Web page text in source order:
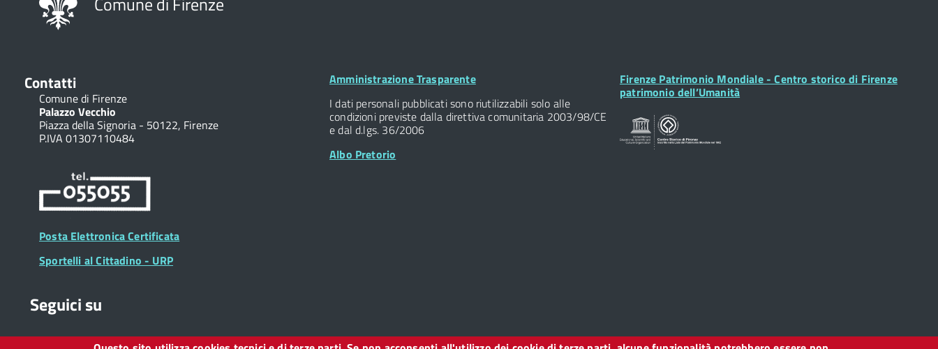
Contatti
Comune di Firenze
Palazzo Vecchio
Piazza della Signoria - 50122, Firenze
P.IVA 01307110484
Posta Elettronica Certificata
Sportelli al Cittadino - URP
Footer
Amministrazione Trasparente
I dati personali pubblicati sono riutilizzabili solo alle
condizioni previste dalla direttiva comunitaria 2003/98/CE
e dal d.lgs. 36/2006
Albo Pretorio
Footer
Widget
Firenze Patrimonio Mondiale - Centro storico di Firenze
patrimonio dell’Umanità
Seguici su